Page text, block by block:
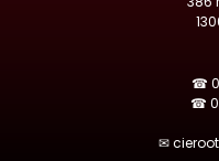
☎
☎
✉